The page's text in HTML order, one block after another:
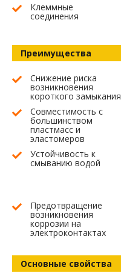
Клеммные
соединения
Преимущества
Снижение риска
возникновения
короткого замыкания
Совместимость с
большинством
пластмасс и
эластомеров
Устойчивость к
смыванию водой
Предотвращение
возникновения
коррозии на
электроконтактах
Основные свойства